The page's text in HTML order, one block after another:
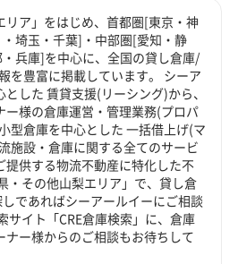
リア」をはじめ、首都圏[東京・神
埼玉・千葉]・中部圏[愛知・静
兵庫]を中心に、全国の貸し倉庫/
を豊富に掲載しています。 シーア
した 賃貸支援(リーシング)から、
ー様の倉庫運営・管理業務(プロパ
型倉庫を中心とした 一括借上げ(マ
施設・倉庫に関する全てのサービ
提供する物流不動産に特化した不
・その他山梨エリア」で、貸し倉
であればシーアールイーにご相談
サイト「CRE倉庫検索」に、倉庫
ナー様からのご相談もお待ちして